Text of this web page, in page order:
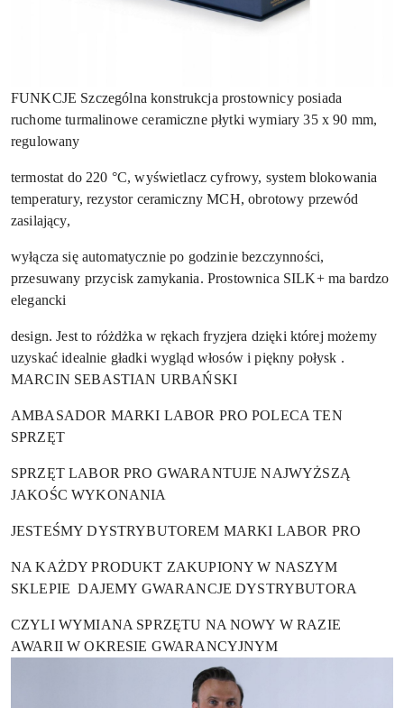
FUNKCJE Szczególna konstrukcja prostownicy posiada
ruchome turmalinowe ceramiczne płytki wymiary 35 x 90 mm,
regulowany
termostat do 220 °C, wyświetlacz cyfrowy, system blokowania
temperatury, rezystor ceramiczny MCH, obrotowy przewód
zasilający,
wyłącza się automatycznie po godzinie bezczynności,
przesuwany przycisk zamykania. Prostownica SILK+ ma bardzo
elegancki
design. Jest to różdżka w rękach fryzjera dzięki której możemy
uzyskać idealnie gładki wygląd włosów i piękny połysk .
MARCIN SEBASTIAN URBAŃSKI
AMBASADOR MARKI LABOR PRO POLECA TEN
SPRZĘT
SPRZĘT LABOR PRO GWARANTUJE NAJWYŻSZĄ
JAKOŚC WYKONANIA
JESTEŚMY DYSTRYBUTOREM MARKI LABOR PRO
NA KAŻDY PRODUKT ZAKUPIONY W NASZYM
SKLEPIE DAJEMY GWARANCJE DYSTRYBUTORA
CZYLI WYMIANA SPRZĘTU NA NOWY W RAZIE
AWARII W OKRESIE GWARANCYJNYM